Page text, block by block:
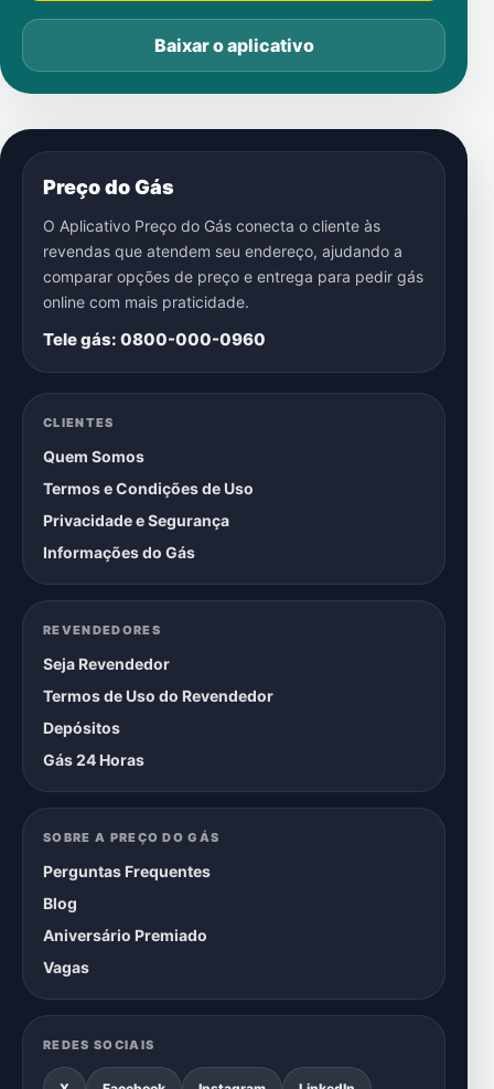
Baixar o aplicativo
Preço do Gás
O Aplicativo Preço do Gás conecta o cliente às
revendas que atendem seu endereço, ajudando a
comparar opções de preço e entrega para pedir gás
online com mais praticidade.
Tele gás: 0800-000-0960
CLIENTES
Quem Somos
Termos e Condições de Uso
Privacidade e Segurança
Informações do Gás
REVENDEDORES
Seja Revendedor
Termos de Uso do Revendedor
Depósitos
Gás 24 Horas
SOBRE A PREÇO DO GÁS
Perguntas Frequentes
Blog
Aniversário Premiado
Vagas
REDES SOCIAIS